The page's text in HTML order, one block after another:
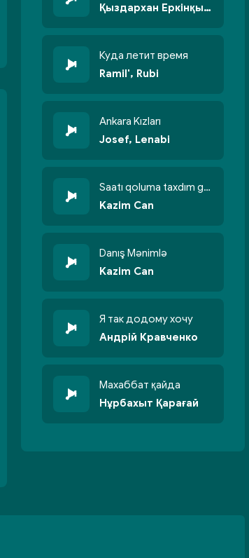
Қыздархан Еркінқызы
Куда летит время
Ramil', Rubi
Ankara Kızları
Josef, Lenabi
Saatı qoluma taxdım göyün üzünə qalxdım
Kazim Can
Danış Mənimlə
Kazim Can
Я так додому хочу
Андрій Кравченко
Махаббат қайда
Нұрбахыт Қарағай